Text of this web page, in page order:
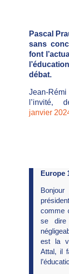
Pascal
sans
font
débat.
Jean-
l’invité,
janvier
Europe
comme
se dire
est la
Attal, il